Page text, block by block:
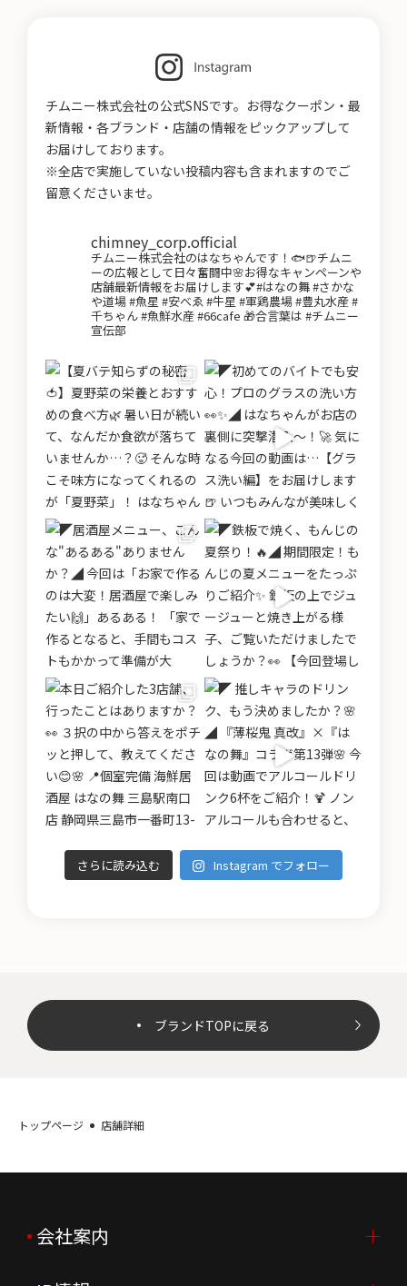
チムニー株式会社の公式SNSです。お得なクーポン・最
新情報・各ブランド・店舗の情報をピックアップして
お届けしております。
※全店で実施していない投稿内容も含まれますのでご
留意くださいませ。
chimney_corp.official
チムニー株式会社のはなちゃんです！🐟🍺チムニ
ーの広報として日々奮闘中🌸お得なキャンペーンや
店舗最新情報をお届けします💕#はなの舞 #さかな
や道場 #魚星 #安べゑ #牛星 #軍鶏農場 #豊丸水産 #
千ちゃん #魚鮮水産 #66cafe 🎁合言葉は #チムニー
宣伝部
さらに読み込む Instagram でフォロー
ブランドTOPに戻る
トップページ 店舗詳細
会社案内